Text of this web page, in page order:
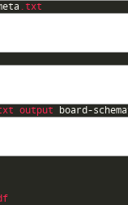
.txt
output board-